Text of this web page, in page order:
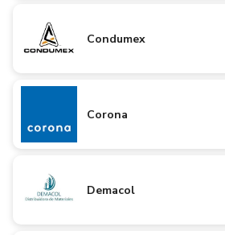
Condumex
Corona
Demacol